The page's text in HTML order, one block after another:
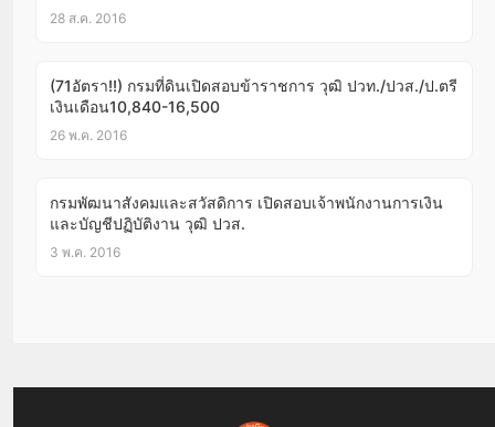
28 ส.ค. 2016
(71อัตรา!!) กรมที่ดินเปิดสอบข้าราชการ วุฒิ ปวท./ปวส./ป.ตรี
เงินเดือน10,840-16,500
26 พ.ค. 2016
กรมพัฒนาสังคมและสวัสดิการ เปิดสอบเจ้าพนักงานการเงิน
และบัญชีปฏิบัติงาน วุฒิ ปวส.
3 พ.ค. 2016